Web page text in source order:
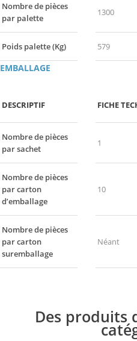
Nombre de pièces
par palette
1300
Poids palette (Kg) 579
EMBALLAGE
DESCRIPTIF FICHE
Nombre de pièces
par sachet
1
Nombre de pièces
par carton
d’emballage
10
Nombre de pièces
par carton
suremballage
Néant
Des produits